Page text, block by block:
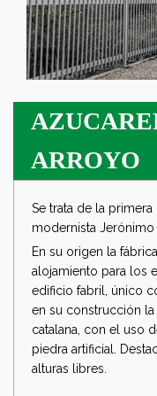
ARROYO
Se trata de la
modernista Jerónimo
En su origen la
alojamiento para los
edificio fabril, único
en su construcción
catalana, con el uso
piedra artificial.
alturas libres.